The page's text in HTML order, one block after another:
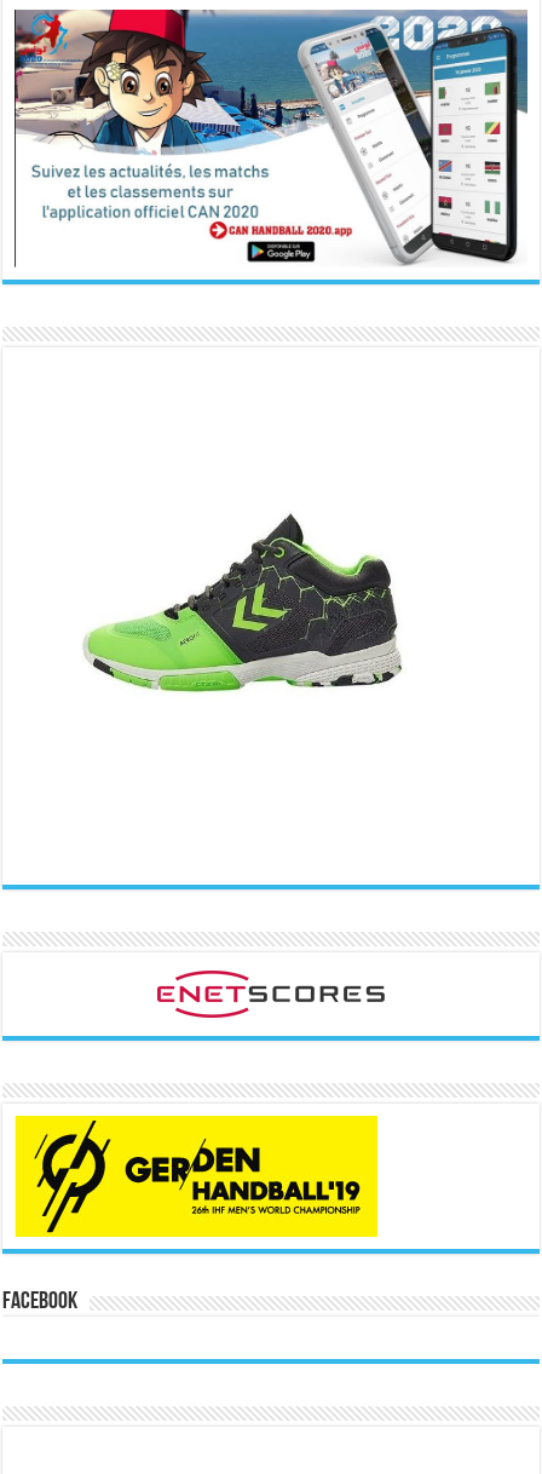
Facebook